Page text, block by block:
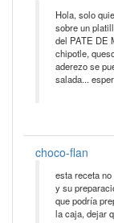
Hola, solo
sobre un
del PATE DE
chipotle,
aderezo se
salada...
choco-flan
esta receta
y su
que podría
la caja, dejar